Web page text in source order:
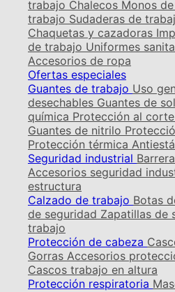
trabajo Chalecos Monos
trabajo Sudaderas de
Chaquetas y cazadoras
de trabajo Uniformes
Accesorios de ropa
Ofertas especiales
Guantes de trabajo Uso
desechables Guantes de
química Protección al corte
Guantes de nitrilo
Protección térmica
Seguridad industrial
Accesorios seguridad
estructura
Calzado de trabajo Botas
de seguridad Zapatillas de
trabajo
Protección de cabeza
Gorras Accesorios
Cascos trabajo en altura
Protección respiratoria